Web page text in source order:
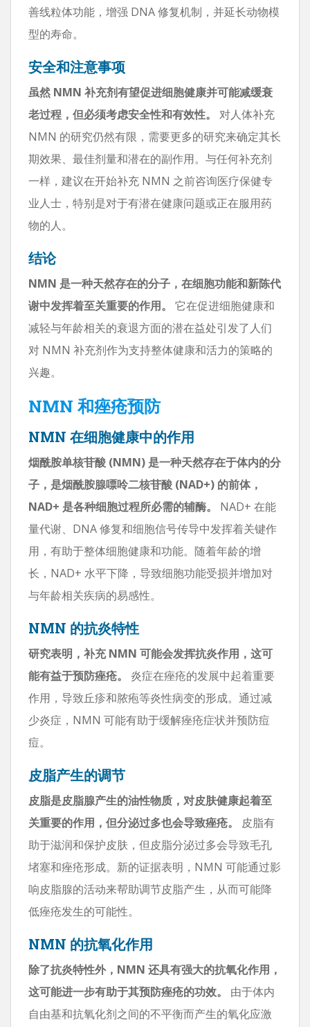
善线粒体功能，增强 DNA 修复机制，并延长动物模
型的寿命。
安全和注意事项
虽然 NMN 补充剂有望促进细胞健康并可能减缓衰
老过程，但必须考虑安全性和有效性。
对人体补充
NMN 的研究仍然有限，需要更多的研究来确定其长
期效果、最佳剂量和潜在的副作用。与任何补充剂
一样，建议在开始补充 NMN 之前咨询医疗保健专
业人士，特别是对于有潜在健康问题或正在服用药
物的人。
结论
NMN 是一种天然存在的分子，在细胞功能和新陈代
谢中发挥着至关重要的作用。
它在促进细胞健康和
减轻与年龄相关的衰退方面的潜在益处引发了人们
对 NMN 补充剂作为支持整体健康和活力的策略的
兴趣。
NMN 和痤疮预防
NMN 在细胞健康中的作用
烟酰胺单核苷酸 (NMN) 是一种天然存在于体内的分
子，是烟酰胺腺嘌呤二核苷酸 (NAD+) 的前体，
NAD+ 是各种细胞过程所必需的辅酶。
NAD+ 在能
量代谢、DNA 修复和细胞信号传导中发挥着关键作
用，有助于整体细胞健康和功能。随着年龄的增
长，NAD+ 水平下降，导致细胞功能受损并增加对
与年龄相关疾病的易感性。
NMN 的抗炎特性
研究表明，补充 NMN 可能会发挥抗炎作用，这可
能有益于预防痤疮。
炎症在痤疮的发展中起着重要
作用，导致丘疹和脓疱等炎性病变的形成。通过减
少炎症，NMN 可能有助于缓解痤疮症状并预防痘
痘。
皮脂产生的调节
皮脂是皮脂腺产生的油性物质，对皮肤健康起着至
关重要的作用，但分泌过多也会导致痤疮。
皮脂有
助于滋润和保护皮肤，但皮脂分泌过多会导致毛孔
堵塞和痤疮形成。新的证据表明，NMN 可能通过影
响皮脂腺的活动来帮助调节皮脂产生，从而可能降
低痤疮发生的可能性。
NMN 的抗氧化作用
除了抗炎特性外，NMN 还具有强大的抗氧化作用，
这可能进一步有助于其预防痤疮的功效。
由于体内
自由基和抗氧化剂之间的不平衡而产生的氧化应激